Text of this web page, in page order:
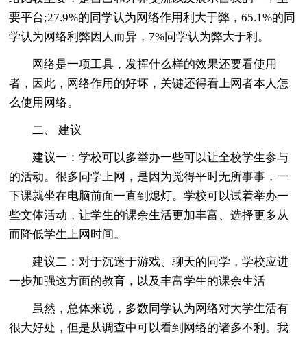
要平台;27.9%的同学认为网络作用利大于弊，65.1%的同
学认为网络利弊因人而异，7%同学认为弊大于利。
网络是一项工具，发挥什么样的效果还要看使用
者，因此，网络作用的好坏，关键还得看上网者本人怎
么使用网络。
二、 建议
建议一：学校可以多举办一些可以让全校学生参与
的活动。很多同学上网，是因为觉得平时无所事事，一
下课就坐在电脑前面一直到熄灯。学校可以试着举办一
些文体活动，让学生的课余生活更加丰富、选择更多从
而降低学生上网时间。
建议二：对于沉迷于游戏、聊天的同学，学校应进
一步加强这方面的教育，以及丰富学生的课余生活
虽然，总体来说，多数同学认为网络对大学生活有
很大好处，但是从调查中可以看到网络的诸多不利。我